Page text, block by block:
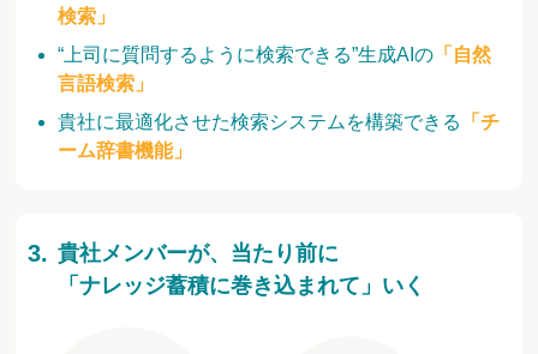
検索」
“上司に質問するように検索できる”生成AIの 「自然
言語検索」
貴社に最適化させた検索システムを構築できる
「チ
ーム辞書機能」
貴社メンバーが、当たり前に
「ナレッジ蓄積に巻き込まれて」いく